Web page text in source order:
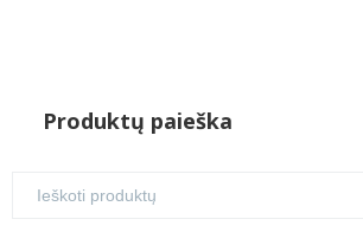
Produktų paieška